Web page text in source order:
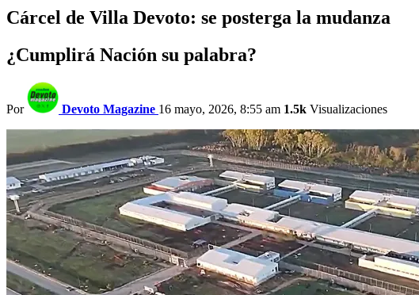
Cárcel de Villa Devoto: se posterga la mudanza
¿Cumplirá Nación su palabra?
Por Devoto Magazine 16 mayo, 2026, 8:55 am 1.5k Visualizaciones